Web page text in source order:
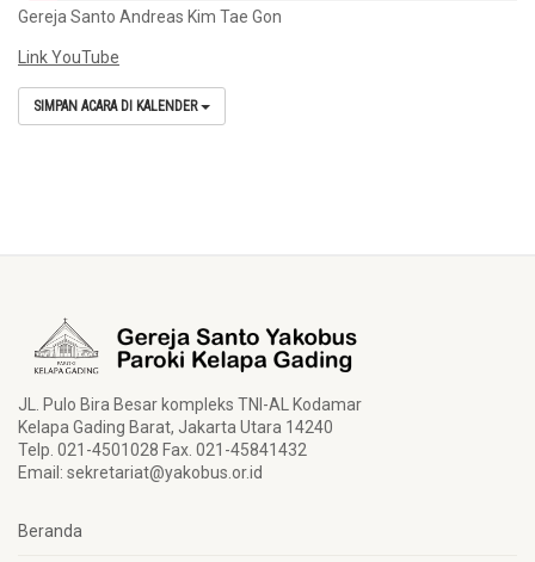
Gereja Santo Andreas Kim Tae Gon
Link YouTube
SIMPAN ACARA DI KALENDER
JL. Pulo Bira Besar kompleks TNI-AL Kodamar
Kelapa Gading Barat, Jakarta Utara 14240
Telp. 021-4501028 Fax. 021-45841432
Email: sekretariat@yakobus.or.id
Beranda